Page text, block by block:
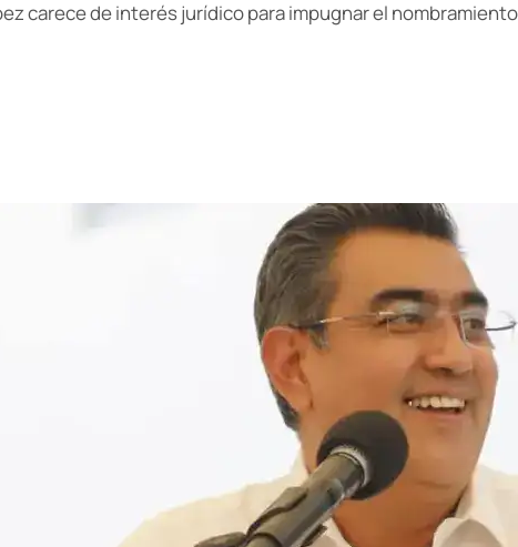
carece de interés jurídico para impugnar el